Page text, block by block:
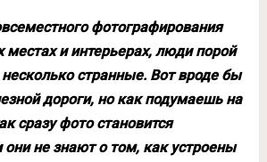
фотографирования
местах и интерьерах, люди порой
странные. Вот вроде бы
дороги, но как подумаешь на
сразу фото становится
не знают о том, как устроены